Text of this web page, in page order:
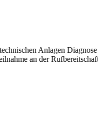
Anlagen
an der